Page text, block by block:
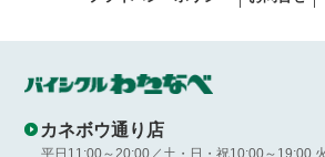
カネボウ通り店